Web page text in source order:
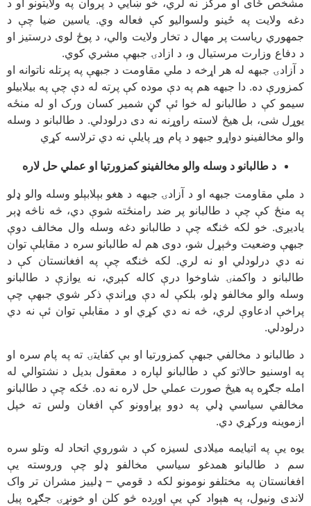
دغه ولایت په ځینو ولسوالیو کې فعاله وي. یاسین ضیا چې د
جمهوري ریاست پر مهال د تخار ولایت والي، د پوځ لوی درستیز او
د دفاع وزارت مرستیال و، د ازادۍ جبهې مشري کوي.
د آزادۍ جبهه له هر اړخه د ملي مقاومت د جبهې په پرتله ناتوانه او
کمزورې ده. دا جبهه هم په دې موده کې پرته له دې چې په بیلابیلو
سیمو کې د طالبانو له خوا ئې ګڼ شمیر کسان ورک او له منځه
یوړل شی، بل هیڅ لاسته راوړنه نه دی درلودلي. د طالبانو د وسله
والو مخالفینو دواړو جبهو د پام وړ پایلې نه دي ترلاسه کړي
د طالبانو د وسله والو مخالفینو کمزورتیا او عملي حل لاره
د ملي مقاومت جبهه او د آزادۍ جبهه د هغو بېلابېلو وسله والو ډلو
په منځ کې چې د طالبانو پر ضد رامنځته شوې دي، څه ناڅه ډېر
یادیږی. خو لکه څنګه چې د طالبانو دغه وسله وال مخالف دوې
جبهې وضعیت وڅېړل شو، دوی هم له طالبانو سره د مقابلې توان
نه دي درلودلي او نه لري. لکه څنګه چې په افغانستان کې د
طالبانو د واکمنۍ شاوخوا درې کاله کېږي، نه یوازې د طالبانو
وسله والو مخالفو ډلو، بلکې له دې وړاندې ذکر شوي جبهې چې
پراخې ادعاوې لري، څه نه دي کړي او د مقابلې توان ئې نه دي
درلودلي.
د طالبانو د مخالفي جبهې کمزورتیا او بې کفایتۍ ته په پام سره او
په اوسنیو حالاتو کې د طالبانو لپاره د معقول بدیل د نشتوالي له
امله جګړه په هیڅ صورت عملي حل لاره نه ده. ځکه چې د طالبانو
مخالفي سیاسي ډلي په دوو پړاوونو کې افغان ولس ته خپل
ازموینه ورکړي دي.
یوه یې په اتیایمه میلادی لسیزه کې د شوروي اتحاد له وتلو سره
سم د طالبانو همدغو سیاسي مخالفو ډلو چې وروسته یې
افغانستان په مختلفو نومونو لکه د قومي – ډلييز مشران تر واک
لاندی ونیول، په هېواد کې یې اوږده څو کلن او خونړۍ جګړه پیل